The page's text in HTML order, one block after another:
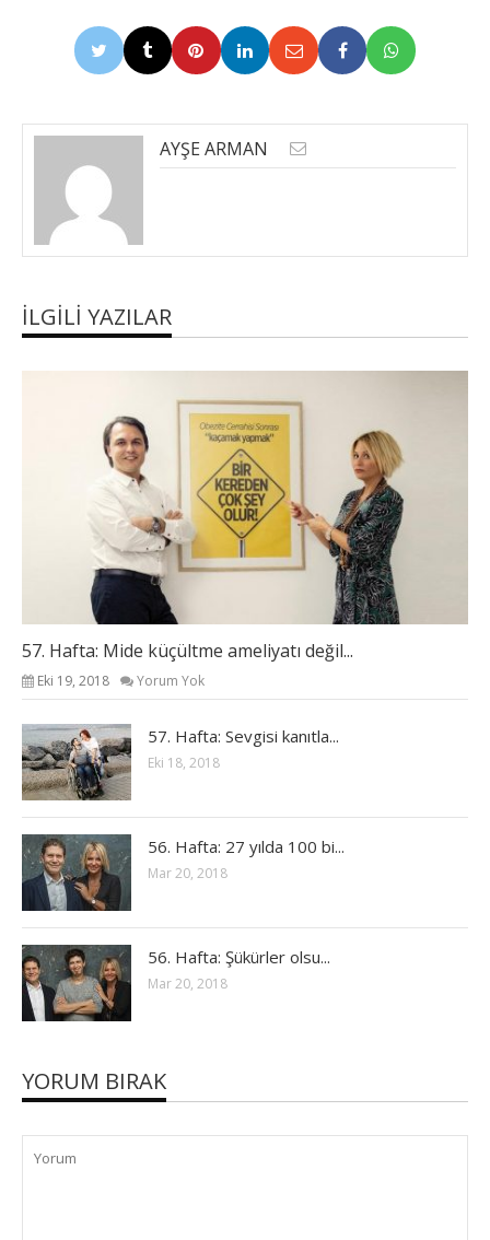
AYŞE ARMAN
İLGILI YAZILAR
57. Hafta: Mide küçültme ameliyatı değil...
Eki 19, 2018 Yorum Yok
57. Hafta: Sevgisi kanıtla...
Eki 18, 2018
56. Hafta: 27 yılda 100 bi...
Mar 20, 2018
56. Hafta: Şükürler olsu...
Mar 20, 2018
YORUM BIRAK